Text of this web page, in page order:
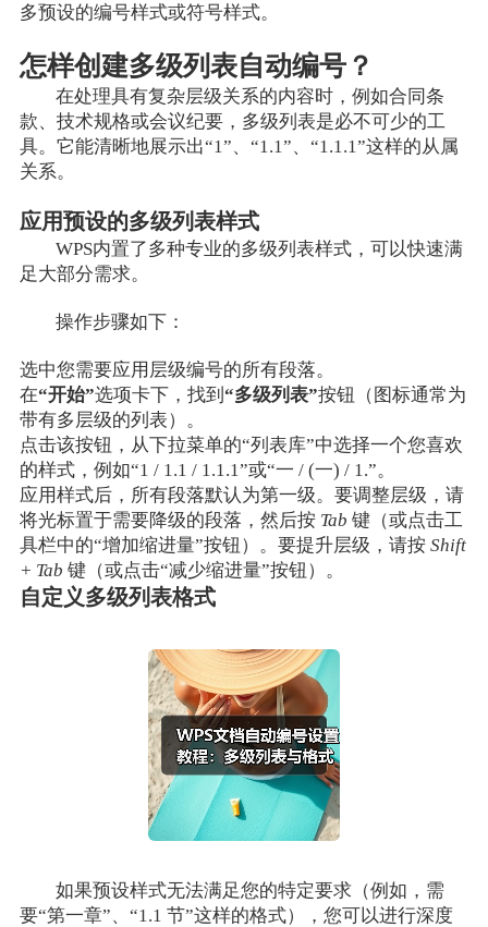
多预设的编号样式或符号样式。
怎样创建多级列表自动编号？
在处理具有复杂层级关系的内容时，例如合同条
款、技术规格或会议纪要，多级列表是必不可少的工
具。它能清晰地展示出“1”、“1.1”、“1.1.1”这样的从属
关系。
应用预设的多级列表样式
WPS内置了多种专业的多级列表样式，可以快速满
足大部分需求。
操作步骤如下：
选中您需要应用层级编号的所有段落。
在“开始”选项卡下，找到 “多级列表”按钮（图标通常为
带有多层级的列表）。
点击该按钮，从下拉菜单的“列表库”中选择一个您喜欢
的样式，例如“1 / 1.1 / 1.1.1”或“一 / (一) / 1.”。
应用样式后，所有段落默认为第一级。要调整层级，请
将光标置于需要降级的段落，然后按 Tab 键（或点击工
具栏中的“增加缩进量”按钮）。要提升层级，请按 Shift
+ Tab 键（或点击“减少缩进量”按钮）。
自定义多级列表格式
如果预设样式无法满足您的特定要求（例如，需
要“第一章”、“1.1 节”这样的格式），您可以进行深度